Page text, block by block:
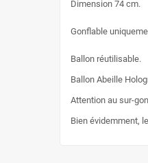
Dimension 74 cm.
Gonflable
Ballon réutilisable.
Ballon Abeille
Attention au sur-
Bien évidemment,